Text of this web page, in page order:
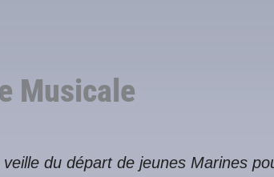
Musicale
du départ de jeunes Marines